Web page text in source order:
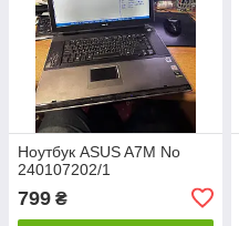
Ноутбук ASUS A7M No
240107202/1
799 ₴